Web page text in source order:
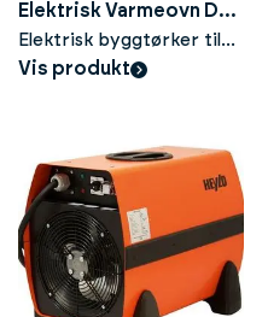
Elektrisk Varmeovn DE
20 S
Elektrisk byggtørker til
leie
Vis produkt